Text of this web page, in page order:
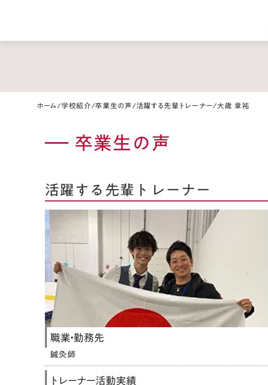
ホーム/学校紹介/卒業生の声/活躍する先輩トレーナー/大歳 章祐
卒業生の声
活躍する先輩トレーナー
職業・勤務先
鍼灸師
トレーナー活動実績